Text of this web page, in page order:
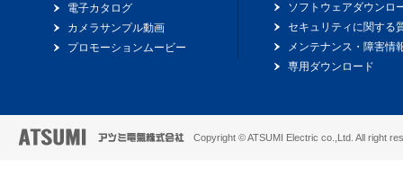
電子カタログ
カメラサンプル動画
プロモーションムービー
ソフトウェアダウンロ
セキュリティに関する
メンテナンス・障害情
専用ダウンロード
Copyright © ATSUMI Electric co.,Ltd. All right